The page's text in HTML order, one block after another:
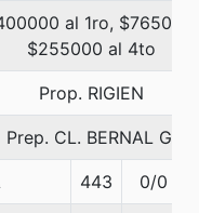
al 1ro,
$255000 al 4to
Prop. RIGIEN
Prep. CL. BERNAL G.
443 0/0